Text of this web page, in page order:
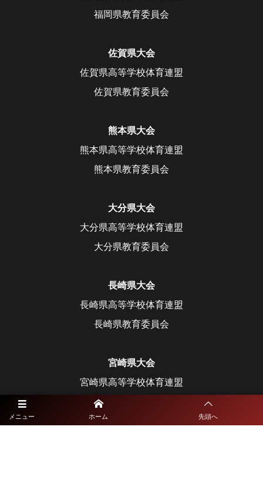
メニュー ホーム 先頭へ
福岡県教育委員会
佐賀県大会
佐賀県高等学校体育連盟
佐賀県教育委員会
熊本県大会
熊本県高等学校体育連盟
熊本県教育委員会
大分県大会
大分県高等学校体育連盟
大分県教育委員会
長崎県大会
長崎県高等学校体育連盟
長崎県教育委員会
宮崎県大会
宮崎県高等学校体育連盟
宮崎県教育委員会